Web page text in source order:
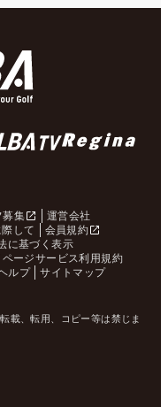
募集
運営会社
して
会員規約
に基づく表示
ページサービス利用規約
ルプ サイトマップ
載、転用、コピー等は禁じま